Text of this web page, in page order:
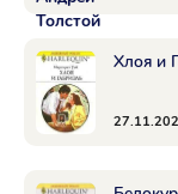
Хлоя и